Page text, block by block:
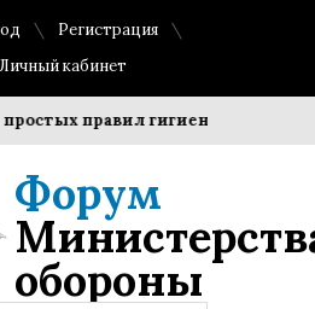
Регистрация
кабинет
правил гигиены помогает
Форум
обороны